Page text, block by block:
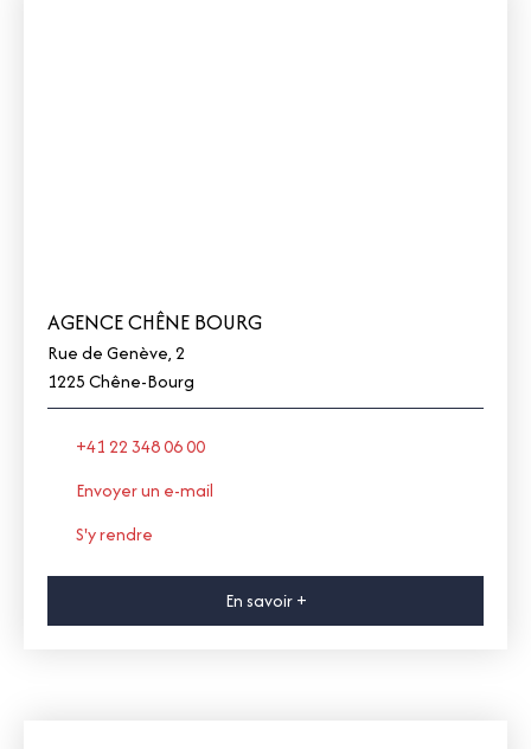
AGENCE CHÊNE BOURG
Rue de Genève, 2
1225 Chêne-Bourg
+41 22 348 06 00
Envoyer un e-mail
S'y rendre
En savoir +